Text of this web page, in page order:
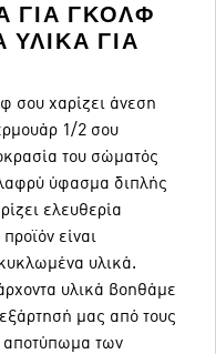
ΓΙΑ ΓΚΟΛΦ
ΓΙΑ
σου χαρίζει άνεση
1/2 σου
του σώματός
ύφασμα διπλής
ελευθερία
είναι
υλικά.
υλικά βοηθάμε
μας από τους
αποτύπωμα των